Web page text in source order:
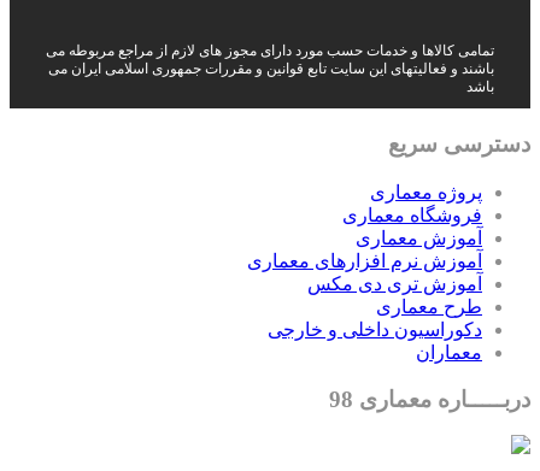
تمامی کالاها و خدمات حسب مورد دارای مجوز های لازم از مراجع مربوطه می
باشند و فعالیتهای این سایت تابع قوانین و مقررات جمهوری اسلامی ایران می
باشد
دسترسی سریع
پروژه معماری
فروشگاه معماری
آموزش معماری
آموزش نرم افزارهای معماری
آموزش تری دی مکس
طرح معماری
دکوراسیون داخلی و خارجی
معماران
دربـــــاره معماری 98